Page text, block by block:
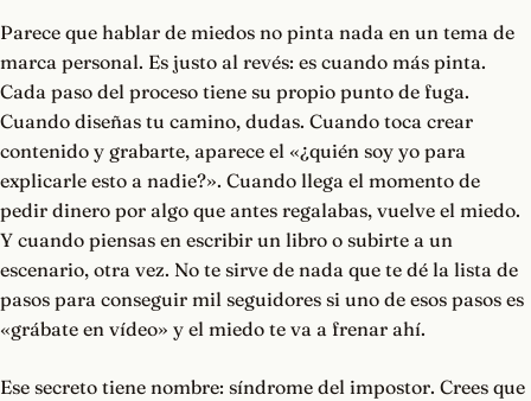
Parece que hablar de miedos no pinta nada en un tema de
marca personal. Es justo al revés: es cuando más pinta.
Cada paso del proceso tiene su propio punto de fuga.
Cuando diseñas tu camino, dudas. Cuando toca crear
contenido y grabarte, aparece el «¿quién soy yo para
explicarle esto a nadie?». Cuando llega el momento de
pedir dinero por algo que antes regalabas, vuelve el miedo.
Y cuando piensas en escribir un libro o subirte a un
escenario, otra vez. No te sirve de nada que te dé la lista de
pasos para conseguir mil seguidores si uno de esos pasos es
«grábate en vídeo» y el miedo te va a frenar ahí.
Ese secreto tiene nombre: síndrome del impostor. Crees que